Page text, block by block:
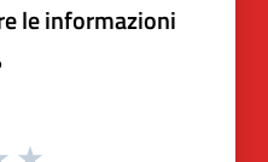
le informazioni